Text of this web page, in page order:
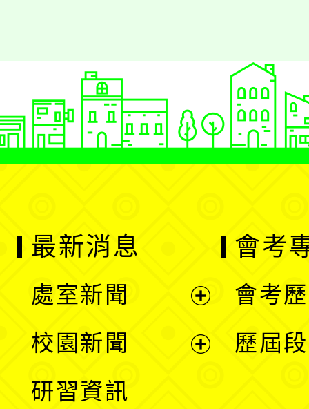
最新消息
處室新聞
校園新聞
研習資訊
會考
會考
歷屆